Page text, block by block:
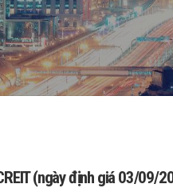
(ngày định giá 03/09/